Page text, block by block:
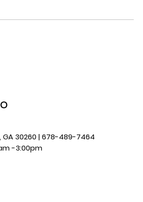
GA 30260 | 678-489-7464
-3:00pm